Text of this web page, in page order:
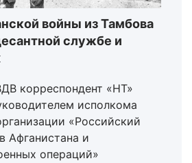
войны из Тамбова
службе и
корреспондент «НТ»
исполкома
«Российский
Афганистана и
операций»